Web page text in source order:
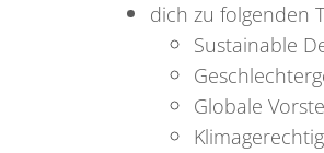
dich zu folgenden
Sustainable
Globale